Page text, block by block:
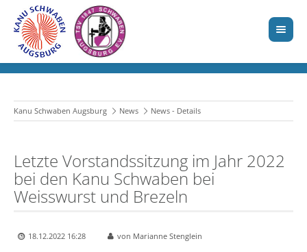
Kanu Schwaben Augsburg News News - Details
Letzte Vorstandssitzung im Jahr 2022
bei den Kanu Schwaben bei
Weisswurst und Brezeln
18.12.2022 16:28 von Marianne Stenglein